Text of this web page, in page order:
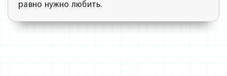
равно нужно любить.